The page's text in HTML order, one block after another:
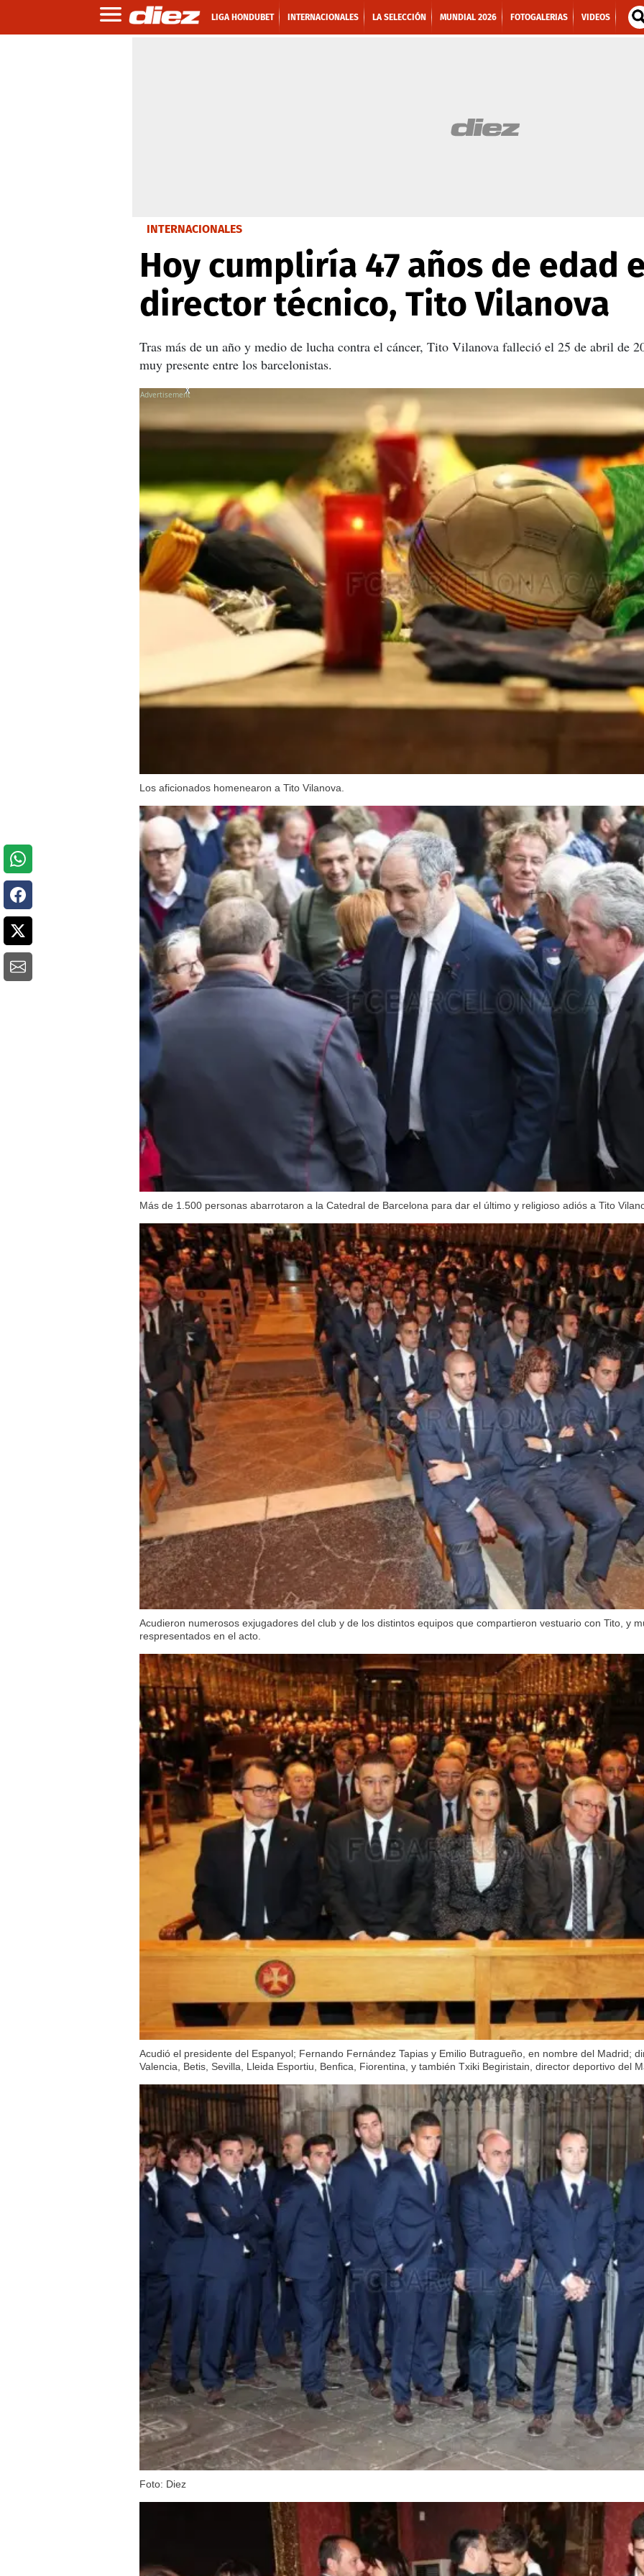
LIGA HONDUBET INTERNACIONALES LA SELECCIÓN MUNDIAL 2026 FOTOGALERIAS VIDEOS
INTERNACIONALES
Hoy cumpliría 47 años de edad
director técnico, Tito Vilanova
Tras más de un año y medio de lucha contra el cáncer, Tito Vilanova falleció el 25 de abril de
muy presente entre los barcelonistas.
Los aficionados homenearon a Tito Vilanova.
Más de 1.500 personas abarrotaron a la Catedral de Barcelona para dar el último y religioso adiós a Tito
Acudieron numerosos exjugadores del club y de los distintos equipos que compartieron vestuario con Tito, y
respresentados en el acto.
Acudió el presidente del Espanyol; Fernando Fernández Tapias y Emilio Butragueño, en nombre del Madrid;
Valencia, Betis, Sevilla, Lleida Esportiu, Benfica, Fiorentina, y también Txiki Begiristain, director deportivo del
Foto: Diez
X
X
X
X